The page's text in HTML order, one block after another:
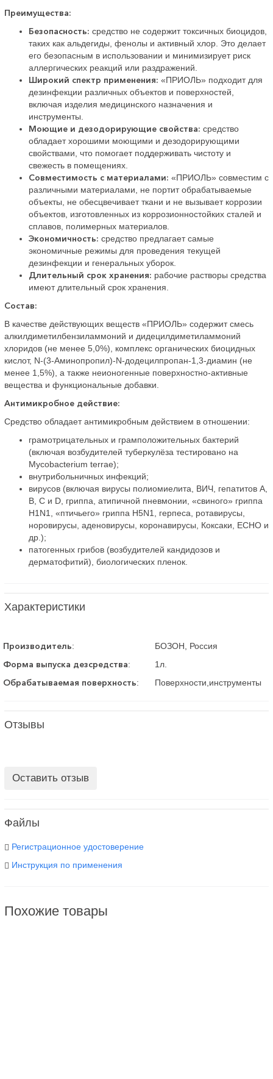
Преимущества:
Безопасность: средство не содержит токсичных биоцидов,
таких как альдегиды, фенолы и активный хлор. Это делает
его безопасным в использовании и минимизирует риск
аллергических реакций или раздражений.
Широкий спектр применения: «ПРИОЛЬ» подходит для
дезинфекции различных объектов и поверхностей,
включая изделия медицинского назначения и
инструменты.
Моющие и дезодорирующие свойства: средство
обладает хорошими моющими и дезодорирующими
свойствами, что помогает поддерживать чистоту и
свежесть в помещениях.
Совместимость с материалами: «ПРИОЛЬ» совместим с
различными материалами, не портит обрабатываемые
объекты, не обесцвечивает ткани и не вызывает коррозии
объектов, изготовленных из коррозионностойких сталей и
сплавов, полимерных материалов.
Экономичность: средство предлагает самые
экономичные режимы для проведения текущей
дезинфекции и генеральных уборок.
Длительный срок хранения: рабочие растворы средства
имеют длительный срок хранения.
Состав:
В качестве действующих веществ «ПРИОЛЬ» содержит смесь
алкилдиметилбензиламмоний и дидецилдиметиламмоний
хлоридов (не менее 5,0%), комплекс органических биоцидных
кислот, N-(3-Аминопропил)-N-додецилпропан-1,3-диамин (не
менее 1,5%), а также неионогенные поверхностно-активные
вещества и функциональные добавки.
Антимикробное действие:
Средство обладает антимикробным действием в отношении:
грамотрицательных и грамположительных бактерий
(включая возбудителей туберкулёза тестировано на
Mycobacterium terrae);
внутрибольничных инфекций;
вирусов (включая вирусы полиомиелита, ВИЧ, гепатитов А,
В, С и D, гриппа, атипичной пневмонии, «свиного» гриппа
H1N1, «птичьего» гриппа H5N1, герпеса, ротавирусы,
норовирусы, аденовирусы, коронавирусы, Коксаки, ЕСНО и
др.);
патогенных грибов (возбудителей кандидозов и
дерматофитий), биологических пленок.
Характеристики
Производитель: БОЗОН, Россия
Форма выпуска дезсредства: 1л.
Обрабатываемая поверхность: Поверхности,инструменты
Отзывы
Оставить отзыв
Файлы
Регистрационное удостоверение
Инструкция по применения
Похожие товары